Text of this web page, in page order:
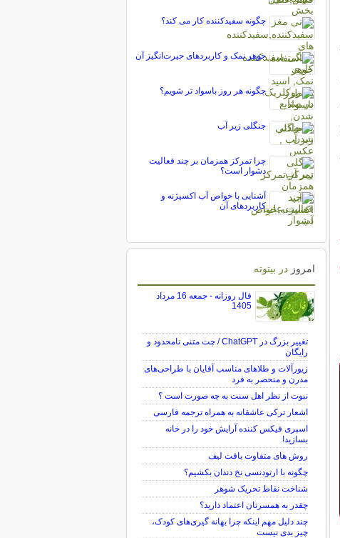
چگونه سفیدکننده کار می کند؟
جوهر نمک و کاربردهای حیرت‌انگیز آن
چگونه هر روز باسواد تر شویم؟
جنگلی زیر آب
چرا تمرکز همزمان بر چند فعالیت
دشوار است؟
آشنایی با خواص آب اکسیژنه و
کاربردهای آن
امروز در بیتوته
فال روزانه - جمعه 16 مرداد
1405
تغییر بزرگ در ChatGPT / چت متنی نامحدود و
رایگان
زیورآلات و طلاهای مناسب آقایان با طراحی‌های
مدرن و منحصر به فرد
نبوت از نظر اهل سنت به چه صورت است ؟
اشعار ترکی عاشقانه به همراه ترجمه فارسی
اسپری فیکس کننده آرایش خود را در خانه
بسازید!
روش های متفاوت بافت لیف
چگونه با ارتودنسی نخ دندان بکشیم؟
شناخت نقاط تحریک شوهر
چقدر به همسرتان اعتماد دارید؟
چند دلیل مهم اینکه چرا بهانه گیری‌های کودک،
چیز بدی نیست